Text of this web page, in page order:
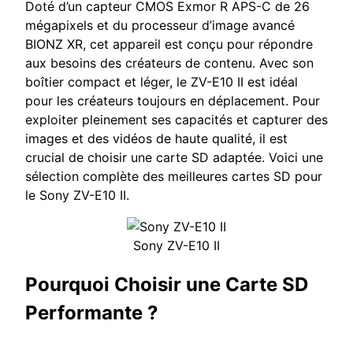
Doté d’un capteur CMOS Exmor R APS-C de 26
mégapixels et du processeur d’image avancé
BIONZ XR, cet appareil est conçu pour répondre
aux besoins des créateurs de contenu. Avec son
boîtier compact et léger, le ZV-E10 II est idéal
pour les créateurs toujours en déplacement. Pour
exploiter pleinement ses capacités et capturer des
images et des vidéos de haute qualité, il est
crucial de choisir une carte SD adaptée. Voici une
sélection complète des meilleures cartes SD pour
le Sony ZV-E10 II.
Sony ZV-E10 II
Pourquoi Choisir une Carte SD
Performante ?